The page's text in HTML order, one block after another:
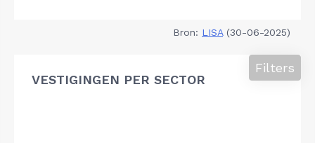
Bron: LISA(30-06-2025)
VESTIGINGEN PER SECTOR
Filters